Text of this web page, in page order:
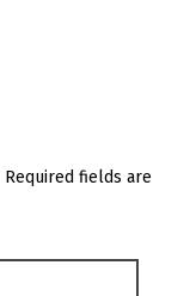
Required fields are